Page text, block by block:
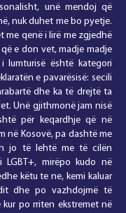
unë mendoj që
nuk duhet me bo pyetje.
me qenë i lirë me zgjedhë
e don vet, madje madje
lumturisë është kategori
e pavarësisë: secili
dhe ka të drejtë ta
Unë gjithmonë jam nisë
për keqardhje që në
në Kosovë, pa dashtë me
jo të lehtë me të cilën
LGBT+, mirëpo kudo në
këtu te ne, kemi kaluar
dhe po vazhdojmë të
po rriten ekstremet në